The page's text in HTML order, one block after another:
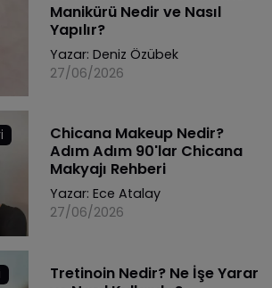
Manikürü Nedir ve Nasıl
Yapılır?
Yazar: Deniz Özübek
27/06/2026
Chicana Makeup Nedir?
Adım Adım 90'lar Chicana
Makyajı Rehberi
Yazar: Ece Atalay
27/06/2026
Tretinoin Nedir? Ne İşe Yarar